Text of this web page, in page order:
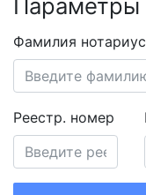
Параметры
Фамилия
Реестр. номер